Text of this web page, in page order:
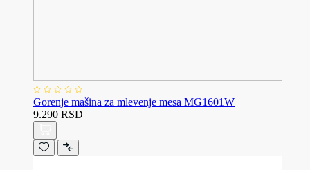
Gorenje mašina za mlevenje mesa MG1601W
9.290 RSD